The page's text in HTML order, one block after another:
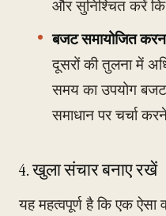
और सुनिश्चित करें
बजट समायोजित
दूसरों की तुलना में
समय का उपयोग
समाधान पर चर्चा
4. खुला संचार बनाए रखें
यह महत्वपूर्ण है कि एक ऐसा